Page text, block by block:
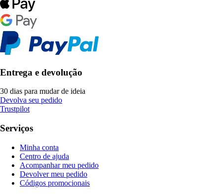
Entrega e devolução
30 dias para mudar de ideia
Devolva seu pedido
Trustpilot
Serviços
Minha conta
Centro de ajuda
Acompanhar meu pedido
Devolver meu pedido
Códigos promocionais